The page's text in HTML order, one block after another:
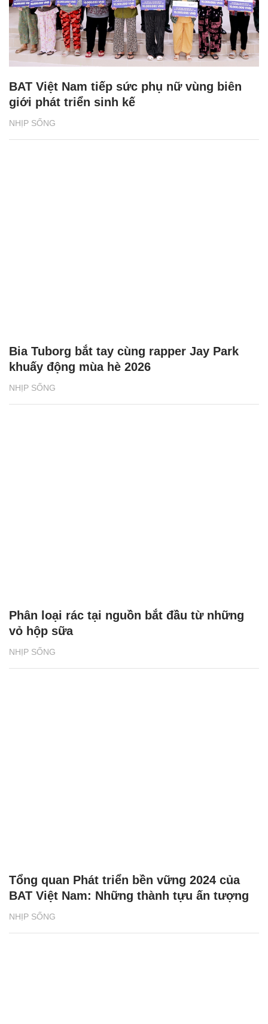
NHỊP SỐNG
BAT Việt Nam tiếp sức phụ nữ vùng biên
giới phát triển sinh kế
NHỊP SỐNG
Bia Tuborg bắt tay cùng rapper Jay Park
khuấy động mùa hè 2026
NHỊP SỐNG
Phân loại rác tại nguồn bắt đầu từ những
vỏ hộp sữa
NHỊP SỐNG
Tổng quan Phát triển bền vững 2024 của
BAT Việt Nam: Những thành tựu ấn tượng